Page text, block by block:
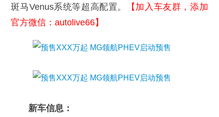
斑马Venus系统等超高配置。
【加入车友群，添加
官方微信：autolive66】
新车信息：